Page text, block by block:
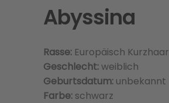
Abyssina
Rasse: Europäisch Kurzhaar
Geschlecht:weiblich
Geburtsdatum: unbekannt
Farbe: schwarz